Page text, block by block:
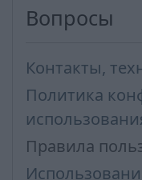
Вопросы
Контакты,
Политика
Правила